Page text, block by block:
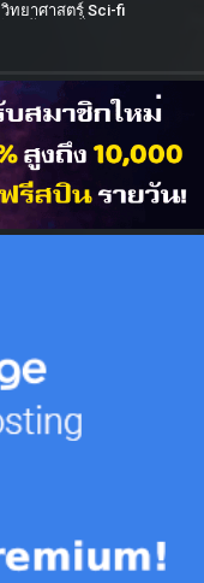
วิทยาศาสตร์ Sci-fi